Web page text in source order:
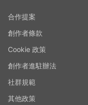
合作提案
創作者條款
Cookie 政策
創作者進駐辦法
社群規範
其他政策